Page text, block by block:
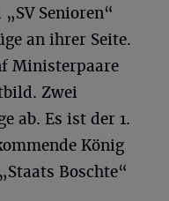
Senioren“
an ihrer Seite.
Ministerpaare
Zwei
ab. Es ist der 1.
König
Boschte“